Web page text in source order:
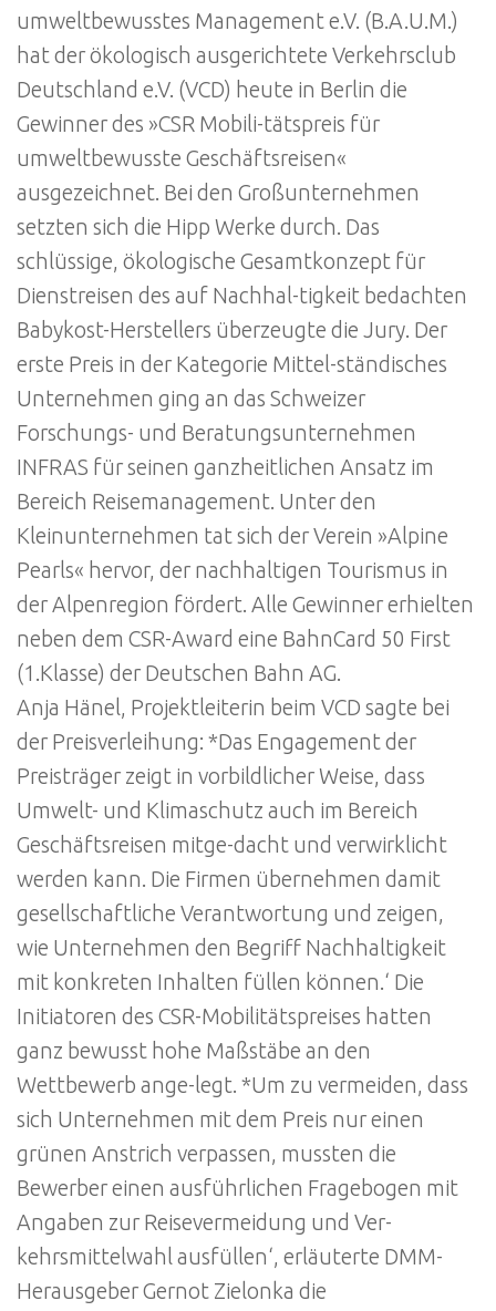
umweltbewusstes Management e.V. (B.A.U.M.)
hat der ökologisch ausgerichtete Verkehrsclub
Deutschland e.V. (VCD) heute in Berlin die
Gewinner des »CSR Mobili-tätspreis für
umweltbewusste Geschäftsreisen«
ausgezeichnet. Bei den Großunternehmen
setzten sich die Hipp Werke durch. Das
schlüssige, ökologische Gesamtkonzept für
Dienstreisen des auf Nachhal-tigkeit bedachten
Babykost-Herstellers überzeugte die Jury. Der
erste Preis in der Kategorie Mittel-ständisches
Unternehmen ging an das Schweizer
Forschungs- und Beratungsunternehmen
INFRAS für seinen ganzheitlichen Ansatz im
Bereich Reisemanagement. Unter den
Kleinunternehmen tat sich der Verein »Alpine
Pearls« hervor, der nachhaltigen Tourismus in
der Alpenregion fördert. Alle Gewinner erhielten
neben dem CSR-Award eine BahnCard 50 First
(1.Klasse) der Deutschen Bahn AG.
Anja Hänel, Projektleiterin beim VCD sagte bei
der Preisverleihung: *Das Engagement der
Preisträger zeigt in vorbildlicher Weise, dass
Umwelt- und Klimaschutz auch im Bereich
Geschäftsreisen mitge-dacht und verwirklicht
werden kann. Die Firmen übernehmen damit
gesellschaftliche Verantwortung und zeigen,
wie Unternehmen den Begriff Nachhaltigkeit
mit konkreten Inhalten füllen können.‘ Die
Initiatoren des CSR-Mobilitätspreises hatten
ganz bewusst hohe Maßstäbe an den
Wettbewerb ange-legt. *Um zu vermeiden, dass
sich Unternehmen mit dem Preis nur einen
grünen Anstrich verpassen, mussten die
Bewerber einen ausführlichen Fragebogen mit
Angaben zur Reisevermeidung und Ver-
kehrsmittelwahl ausfüllen‘, erläuterte DMM-
Herausgeber Gernot Zielonka die